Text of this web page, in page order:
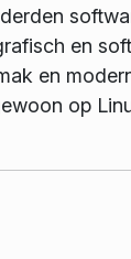
en
en
op